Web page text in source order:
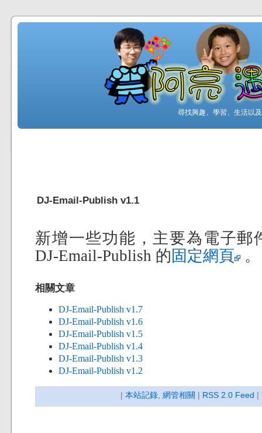
尋找興趣、學習、生活以
DJ-Email-Publish v1.1
新增一些功能，主要為電子郵
DJ-Email-Publish 的 固定網頁 。
相關文章
DJ-Email-Publish v1.7
DJ-Email-Publish v1.6
DJ-Email-Publish v1.5
DJ-Email-Publish v1.4
DJ-Email-Publish v1.3
DJ-Email-Publish v1.2
| 本站記錄 網管相關 | RSS 2.0 Feed |